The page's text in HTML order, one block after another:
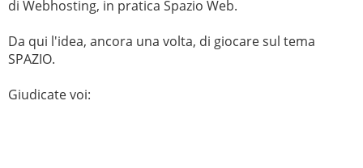
di Webhosting, in pratica Spazio Web.
Da qui l'idea, ancora una volta, di giocare sul tema
SPAZIO.
Giudicate voi: